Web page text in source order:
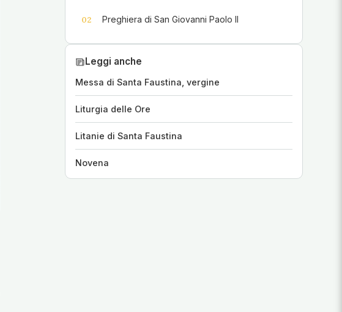
02 Preghiera di San Giovanni Paolo II
Leggi anche
Messa di Santa Faustina, vergine
Liturgia delle Ore
Litanie di Santa Faustina
Novena